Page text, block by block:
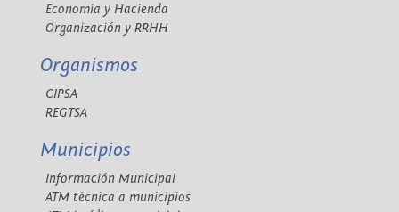
Economía y Hacienda
Organización y RRHH
Organismos
CIPSA
REGTSA
Municipios
Información Municipal
ATM técnica a municipios